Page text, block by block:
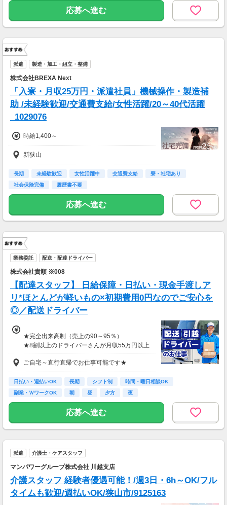
応募へ進む
派遣 製造・加工・組立・整備
株式会社BREXA Next
「入寮・月収25万円・派遣社員」機械操作・製造補
助 /未経験歓迎/交通費支給/女性活躍/20～40代活躍
_1029076
時給1,400～
新狭山
長期 未経験歓迎 女性活躍中 交通費支給
寮・社宅あり
社会保険完備
履歴書不要
応募へ進む
業務委託 配送・配達ドライバー
株式会社貴順 ※008
【配達スタッフ】 日給保障・日払い・現金手渡しア
リ*ほとんどが軽いもの×初期費用0円なのでご安心を
◎／配送ドライバー
★完全出来高制（売上の90～95％）
★8割以上のドライバーさんが月収55万円以上
★支度金5～25万円補助あり（規定有）
★選べる入社祝い金アリ
⇒「初回稼働1か月後に3万円」or「1年後に10
万円」or「2年後に20万円」選べます！
ご都合にあわせてルートや個数は調整可能！
※1日2万円保証の案件もあり！
＊現金手渡し・日払いご相談OK
＊前払い制度あり（稼働分のみ）
【日収例】
ご自宅～直行直帰でお仕事可能です★
日払い・週払いOK 長期 シフト制
時間・曜日相談OK
副業・ＷワークOK
朝 昼 夕方 夜
応募へ進む
派遣 介護士・ケアスタッフ
マンパワーグループ株式会社 川越支店
介護スタッフ 経験者優遇可能！/週3日・6h～OK/フル
タイムも歓迎/週払いOK/狭山市/9125163